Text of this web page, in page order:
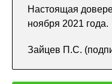
Настоящая
ноября 2021 года.
Зайцев П.С.